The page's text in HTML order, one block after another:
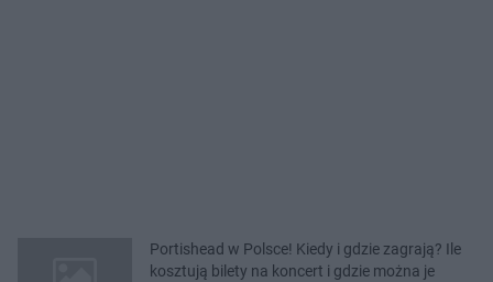
Portishead w Polsce! Kiedy i gdzie zagrają? Ile
kosztują bilety na koncert i gdzie można je